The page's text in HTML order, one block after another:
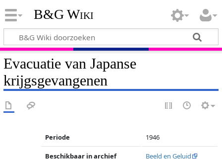
B&G Wiki
Evacuatie van Japanse
krijgsgevangenen
Periode 1946
Beschikbaar in archief Beeld en Geluid